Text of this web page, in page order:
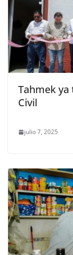
Tahmek
Civil
julio 7, 2025